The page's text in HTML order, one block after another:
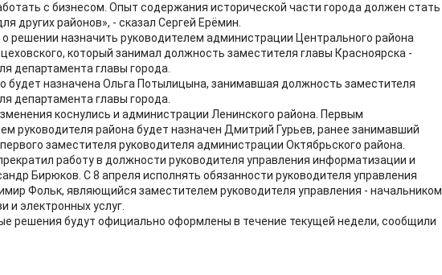
с бизнесом. Опыт содержания исторической части города должен стать
других районов», - сказал Сергей Ерёмин.
решении назначить руководителем администрации Центрального района
который занимал должность заместителя главы Красноярска -
департамента главы города.
будет назначена Ольга Потылицына, занимавшая должность заместителя
департамента главы города.
коснулись и администрации Ленинского района. Первым
руководителя района будет назначен Дмитрий Гурьев, ранее занимавший
заместителя руководителя администрации Октябрьского района.
работу в должности руководителя управления информатизации и
Бирюков. С 8 апреля исполнять обязанности руководителя управления
Фольк, являющийся заместителем руководителя управления - начальником
и электронных услуг.
решения будут официально оформлены в течение текущей недели, сообщили